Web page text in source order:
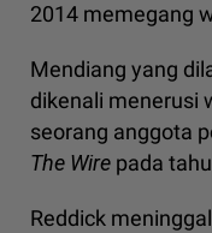
2014 memegang
Mendiang yang
dikenali menerusi
seorang anggota
The Wire pada
Reddick